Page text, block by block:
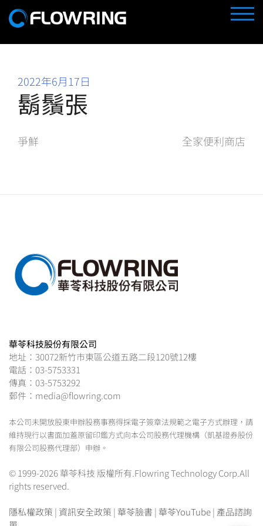
Skip
to
2022年6月17日
鬍鬚張
文
爭鮮 全家便利商店
華苓科技股份有限公司
地址：30072新竹市東區公道五路二段120號12樓
電話：03-5753331
傳真：03-5753292
郵件：media@flowring.com
本公司未開放股東申辦股務事務得採電子簽章法規範之電子方式辦理，請
維持現行以書面加蓋原留印鑑方式向本公司股務代理機構（凱基證券股份
有限公司股務代理部）申辦。
© 1999-2026 華苓科技 版權所有.Flowring Technology Corp.All
rights reserved.
隱私權政策 | 資訊安全政策 | 華苓臉書 | 華苓YouTube| 產品諮詢